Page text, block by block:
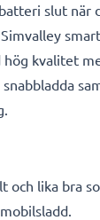
slut när
hög kvalitet
snabbladda
och lika bra